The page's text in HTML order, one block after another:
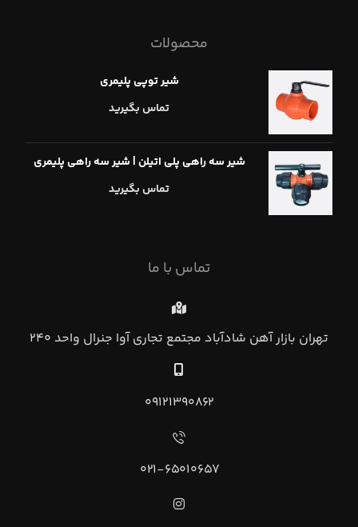
محصولات
شیر توپی پلیمری
تماس بگیرید
شیر سه راهی پلی اتیلن | شیر سه راهی پلیمری
تماس بگیرید
تماس با ما
تهران بازار آهن شادآباد مجتمع تجاري آوا جنرال واحد ۲۴۰
۰۹۱۲۱۳۹۰۸۶۲
۰۲۱-۶۵۰۱۰۶۵۷